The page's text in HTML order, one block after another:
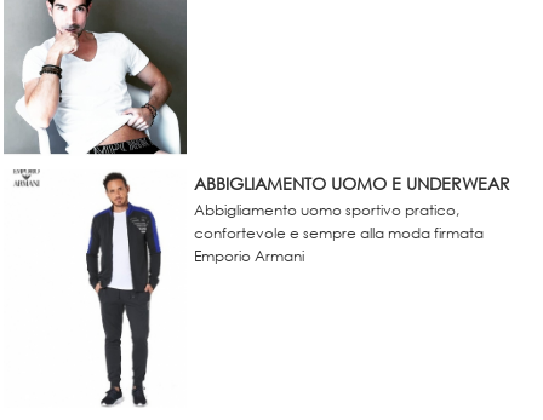
ABBIGLIAMENTO UOMO E UNDERWEAR
Abbigliamento uomo sportivo pratico,
confortevole e sempre alla moda firmata
Emporio Armani